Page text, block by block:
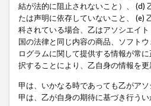
結が法的に阻止されないこと）、 (d)
たは声明に依存していないこと、 (e)
科されている場合、乙はアソシエイ
国の法律と同じ内容の商品、ソフト
ログラムに関して提供する情報が常
択することにより、乙自身の情報を更
甲は、いかなる時であっても乙がア
甲は、乙が自身の期待に基づき行う